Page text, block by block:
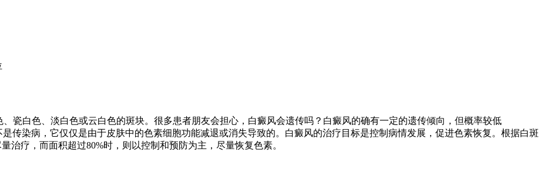
瓷白色、淡白色或云白色的斑块。很多患者朋友会担心，白癜风会遗传吗？白癜风的确有一定的遗传倾向，但概率较低
是传染病，它仅仅是由于皮肤中的色素细胞功能减退或消失导致的。白癜风的治疗目标是控制病情发展，促进色素恢复。根据白斑
治疗，而面积超过80%时，则以控制和预防为主，尽量恢复色素。